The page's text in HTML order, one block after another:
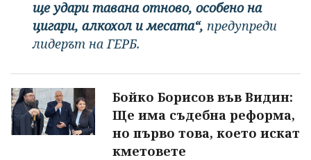
ще удари тавана отново, особено на
цигари, алкохол и месата“, предупреди
лидерът на ГЕРБ.
Бойко Борисов във Видин:
Ще има съдебна реформа,
но първо това, което искат
кметовете